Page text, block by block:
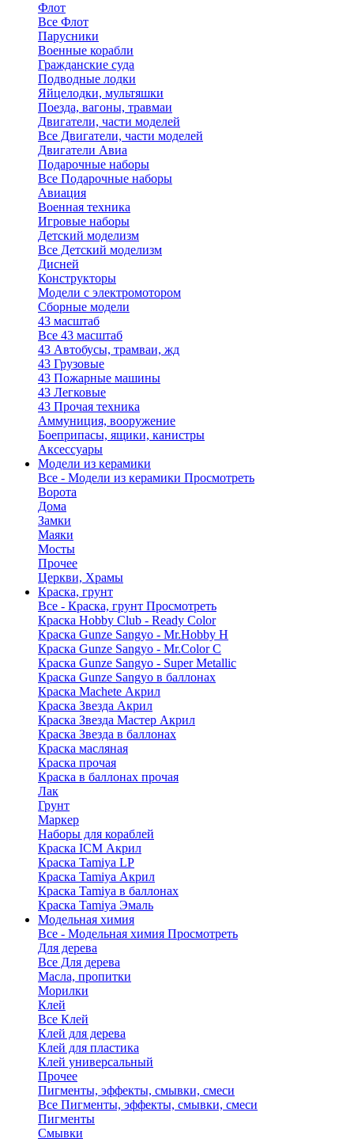
Флот
Все Флот
Парусники
Военные корабли
Гражданские суда
Подводные лодки
Яйцелодки, мультяшки
Поезда, вагоны, травмаи
Двигатели, части моделей
Все Двигатели, части моделей
Двигатели Авиа
Подарочные наборы
Все Подарочные наборы
Авиация
Военная техника
Игровые наборы
Детский моделизм
Все Детский моделизм
Дисней
Конструкторы
Модели с электромотором
Сборные модели
43 масштаб
Все 43 масштаб
43 Автобусы, трамваи, жд
43 Грузовые
43 Пожарные машины
43 Легковые
43 Прочая техника
Аммуниция, вооружение
Боеприпасы, ящики, канистры
Аксессуары
Модели из керамики
Все - Модели из керамики Просмотреть
Ворота
Дома
Замки
Маяки
Мосты
Прочее
Церкви, Храмы
Краска, грунт
Все - Краска, грунт Просмотреть
Краска Hobby Club - Ready Color
Краска Gunze Sangyo - Mr.Hobby H
Краска Gunze Sangyo - Mr.Color C
Краска Gunze Sangyo - Super Metallic
Краска Gunze Sangyo в баллонах
Краска Machete Акрил
Краска Звезда Акрил
Краска Звезда Мастер Акрил
Краска Звезда в баллонах
Краска масляная
Краска прочая
Краска в баллонах прочая
Лак
Грунт
Маркер
Наборы для кораблей
Краска ICM Акрил
Краска Tamiya LP
Краска Tamiya Акрил
Краска Tamiya в баллонах
Краска Tamiya Эмаль
Модельная химия
Все - Модельная химия Просмотреть
Для дерева
Все Для дерева
Масла, пропитки
Морилки
Клей
Все Клей
Клей для дерева
Клей для пластика
Клей универсальный
Прочее
Пигменты, эффекты, смывки, смеси
Все Пигменты, эффекты, смывки, смеси
Пигменты
Смывки